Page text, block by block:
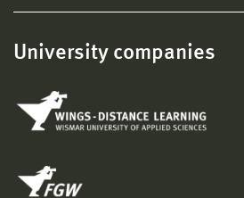
University companies